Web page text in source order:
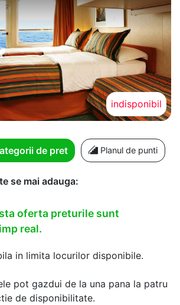
indisponibil
de pret Planul de punti
se mai adauga:
oferta preturile sunt
real.
in limita locurilor disponibile.
pot gazdui de la una pana la patru
de disponibilitate.